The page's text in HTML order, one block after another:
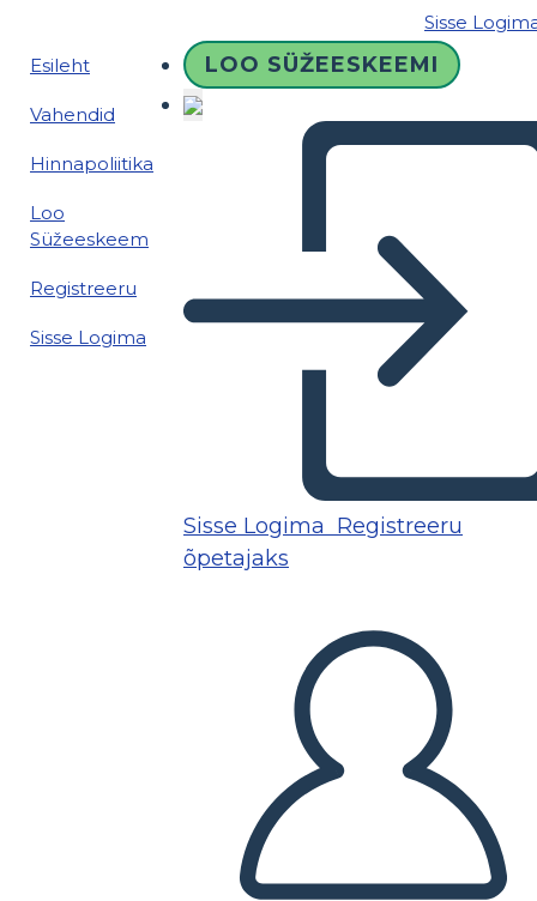
Sisse
Esileht
Vahendid
Hinnapoliitika
Loo
Süžeeskeem
Registreeru
Sisse Logima
LOO SÜŽEESKEEMI
Sisse Logima Registreeru
õpetajaks